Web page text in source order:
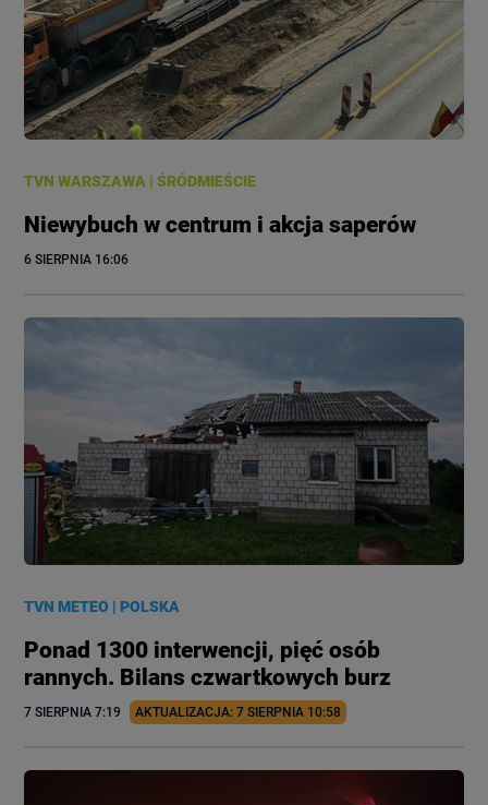
TVN WARSZAWA |ŚRÓDMIEŚCIE
Niewybuch w centrum i akcja saperów
6 SIERPNIA 16:06
TVN METEO |POLSKA
Ponad 1300 interwencji, pięć osób
rannych. Bilans czwartkowych burz
7 SIERPNIA 7:19 AKTUALIZACJA: 7 SIERPNIA 10:58